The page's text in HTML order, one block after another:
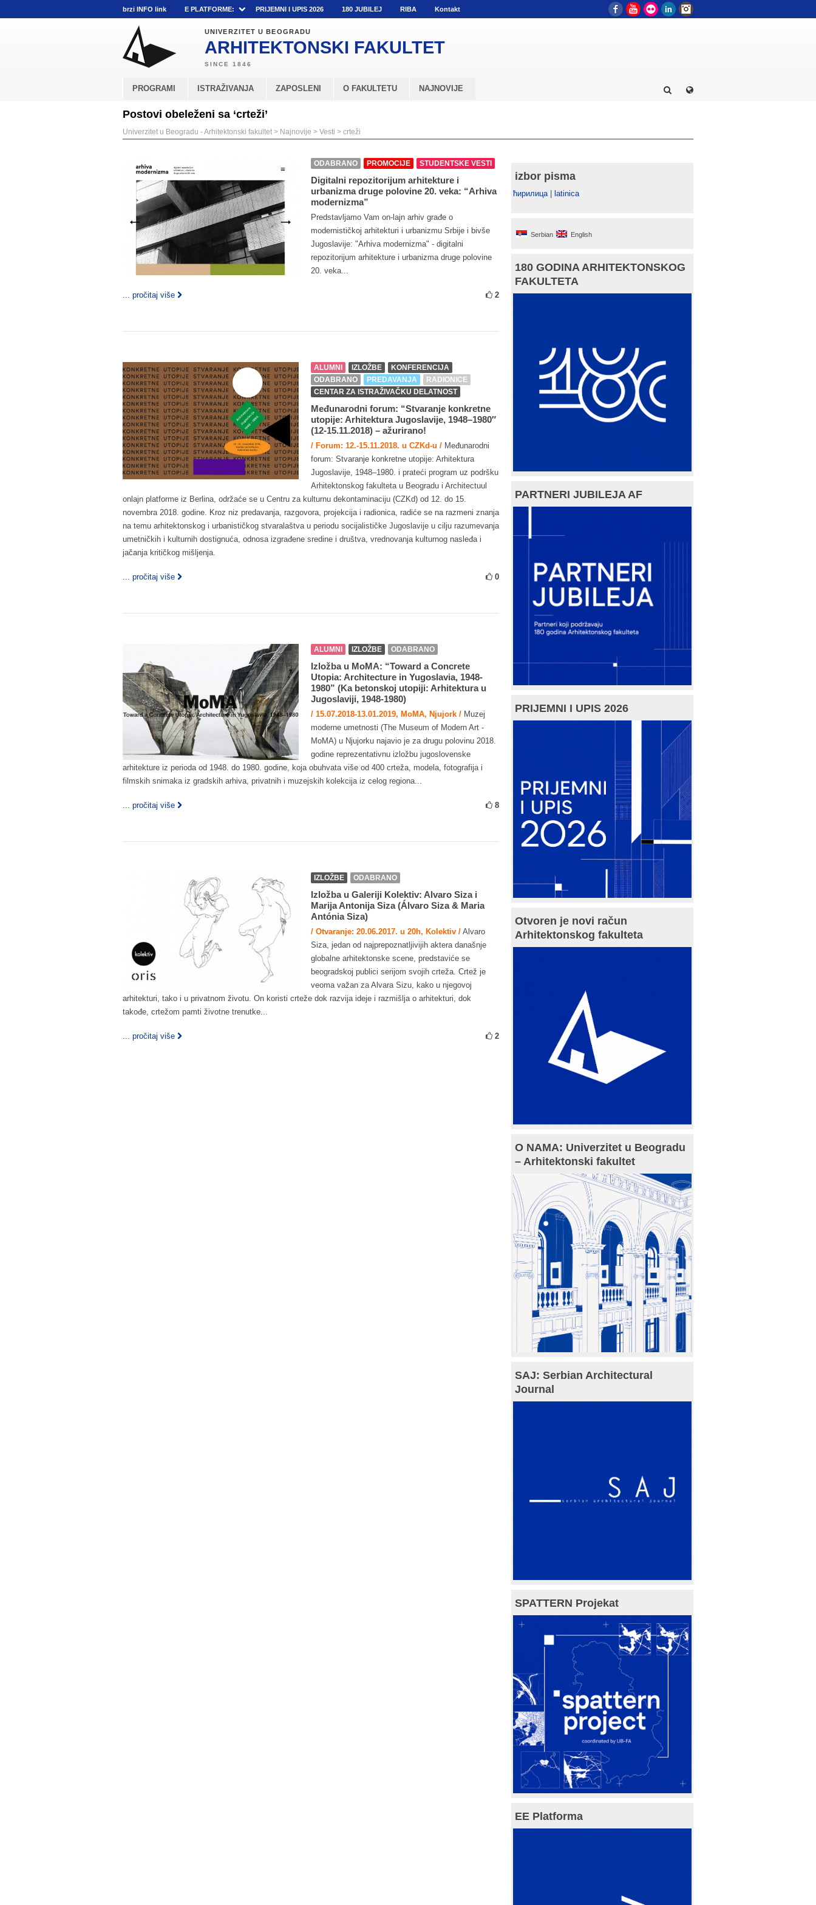
brzi INFO link E PLATFORME: PRIJEMNI I UPIS 2026 180 JUBILEJ RIBA Kontakt FacebookYouTube
Flickr LinkedIn
UNIVERZITET U BEOGRADU
ARHITEKTONSKI FAKULTET
PROGRAMI ISTRAŽIVANJA ZAPOSLENI O FAKULTETU NAJNOVIJE
Postovi obeleženi sa ‘crteži’
Univerzitet u Beogradu - Arhitektonski fakultet > Najnovije > Vesti > crteži
ODABRANO PROMOCIJE STUDENTSKE VESTI
Digitalni repozitorijum arhitekture i
urbanizma druge polovine 20. veka: “Arhiva
modernizma”
Predstavljamo Vam on-lajn arhiv građe o
modernističkoj arhitekturi i urbanizmu Srbije i bivše
Jugoslavije: "Arhiva modernizma" - digitalni
repozitorijum arhitekture i urbanizma druge polovine
20. veka...
... pročitaj više 2
ALUMNI IZLOŽBE
KONFERENCIJA
ODABRANO
PREDAVANJA
RADIONICE
CENTAR ZA ISTRAŽIVAČKU DELATNOST
Međunarodni forum: “Stvaranje konkretne
utopije: Arhitektura Jugoslavije, 1948–1980″
(12-15.11.2018) – ažurirano!
/ Forum: 12.-15.11.2018. u CZKd-u / Međunarodni
forum: Stvaranje konkretne utopije: Arhitektura
Jugoslavije, 1948–1980. i prateći program uz podršku
Arhitektonskog fakulteta u Beogradu i Architectuul
onlajn platforme iz Berlina, održaće se u Centru za kulturnu dekontaminaciju (CZKd) od 12. do 15.
novembra 2018. godine. Kroz niz predavanja, razgovora, projekcija i radionica, radiće se na razmeni znanja
na temu arhitektonskog i urbanističkog stvaralaštva u periodu socijalističke Jugoslavije u cilju razumevanja
umetničkih i kulturnih dostignuća, odnosa izgrađene sredine i društva, vrednovanja kulturnog nasleđa i
jačanja kritičkog mišljenja.
... pročitaj više 0
ALUMNI IZLOŽBE ODABRANO
Izložba u MoMA: “Toward a Concrete
Utopia: Architecture in Yugoslavia, 1948-
1980” (Ka betonskoj utopiji: Arhitektura u
Jugoslaviji, 1948-1980)
/ 15.07.2018-13.01.2019, MoMA, Njujork / Muzej
moderne umetnosti (The Museum of Modern Art -
MoMA) u Njujorku najavio je za drugu polovinu 2018.
godine reprezentativnu izložbu jugoslovenske
arhitekture iz perioda od 1948. do 1980. godine, koja obuhvata više od 400 crteža, modela, fotografija i
filmskih snimaka iz gradskih arhiva, privatnih i muzejskih kolekcija iz celog regiona...
... pročitaj više 8
IZLOŽBE ODABRANO
Izložba u Galeriji Kolektiv: Alvaro Siza i
Marija Antonija Siza (Álvaro Siza & Maria
Antónia Siza)
/ Otvaranje: 20.06.2017. u 20h, Kolektiv / Alvaro
Siza, jedan od najprepoznatljivijih aktera današnje
globalne arhitektonske scene, predstaviće se
beogradskoj publici serijom svojih crteža. Crtež je
veoma važan za Alvara Sizu, kako u njegovoj
arhitekturi, tako i u privatnom životu. On koristi crteže dok razvija ideje i razmišlja o arhitekturi, dok
takođe, crtežom pamti životne trenutke...
... pročitaj više 2
izbor pisma
ћирилица| latinica
Serbian English
180 GODINA ARHITEKTONSKOG
FAKULTETA
PARTNERI JUBILEJA AF
PRIJEMNI I UPIS 2026
Otvoren je novi račun
Arhitektonskog fakulteta
O NAMA: Univerzitet u Beogradu
– Arhitektonski fakultet
SAJ: Serbian Architectural
Journal
SPATTERN Projekat
EE Platforma